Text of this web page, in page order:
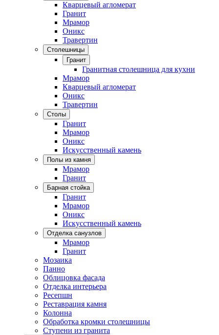
Кварцевый агломерат
Гранит
Мрамор
Оникс
Травертин
Столешницы
Гранит
Гранитная столешница для кухни
Мрамор
Кварцевый агломерат
Оникс
Травертин
Столы
Гранит
Мрамор
Оникс
Искусственный камень
Полы из камня
Мрамор
Гранит
Барная стойка
Гранит
Мрамор
Оникс
Искусственный камень
Отделка санузлов
Мрамор
Гранит
Мозаика
Панно
Облицовка фасада
Отделка интерьера
Ресепшн
Реставрация камня
Колонна
Обработка кромки столешницы
Ступени из гранита